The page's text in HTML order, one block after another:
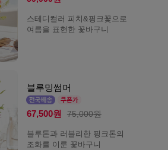
스테디컬러 피치&핑크꽃으로
여름을 표현한 꽃바구니
블루밍썸머
67,500원 75,000원
블루톤과 러블리한 핑크톤의
조화를 이룬 꽃바구니